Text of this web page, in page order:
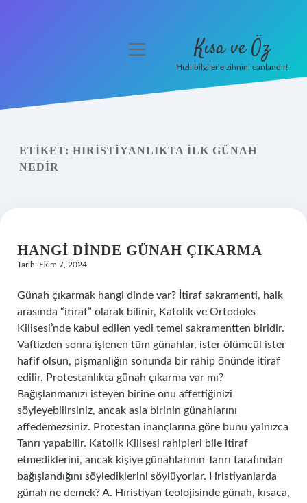
Yasal Uyarı
menüyü
Kısa ve Öz
Hızlı bilgilerle zihnini canlandır!
ETIKET: HIRISTIYANLIKTA ILK GÜNAH
NEDIR
HANGI DINDE GÜNAH ÇIKARMA
Tarih: Ekim 7, 2024
Günah çıkarmak hangi dinde var? İtiraf sakramenti, halk
arasında “itiraf” olarak bilinir, Katolik ve Ortodoks
Kilisesi’nde kabul edilen yedi temel sakramentten biridir.
Vaftizden sonra işlenen tüm günahlar, ister ölümcül ister
hafif olsun, pişmanlığın sonunda bir rahip önünde itiraf
edilir. Protestanlıkta günah çıkarma var mı?
Bağışlanmanızı isteyen birine onu affettiğinizi
söyleyebilirsiniz, ancak asla birinin günahlarını
affedemezsiniz. Protestan inançlarına göre bunu yalnızca
Tanrı yapabilir. Katolik Kilisesi rahipleri bile itiraf
etmediklerini, ancak kişiye günahlarının Tanrı tarafından
bağışlandığını söylediklerini söylüyorlar. Hristiyanlarda
günah ne demek? A. Hıristiyan teolojisinde günah, kısaca,